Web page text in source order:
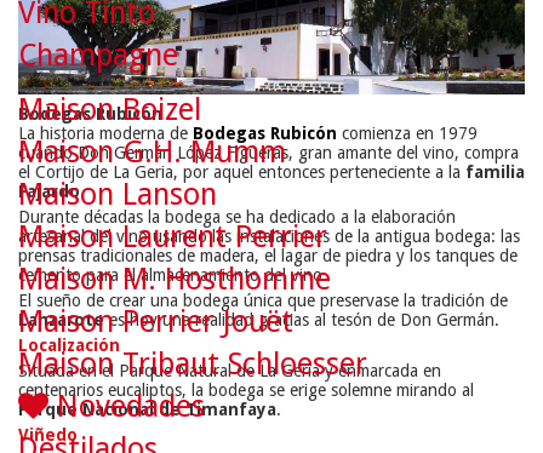
Bodegas Rubicón
La historia moderna de Bodegas Rubicón comienza en 1979
cuando Don Germán López Figueras, gran amante del vino, compra
el Cortijo de La Geria, por aquel entonces perteneciente a la familia
Fajardo.
Durante décadas la bodega se ha dedicado a la elaboración
artesanal del vino usando las instalaciones de la antigua bodega: las
prensas tradicionales de madera, el lagar de piedra y los tanques de
cemento para el almacenamiento del vino.
El sueño de crear una bodega única que preservase la tradición de
Lanzarote es hoy una realidad gracias al tesón de Don Germán.
Localización
Situada en el Parque Natural de La Geria y enmarcada en
centenarios eucaliptos, la bodega se erige solemne mirando al
Parque Nacional de Timanfaya.
Viñedo
Vino Tinto
Champagne
Maison Boizel
Maison G.H. Mumm
Maison Lanson
Maison Laurent Perrier
Maison M. Hosthomme
Maison Perrier Jouët
Maison Tribaut Schloesser
Novedades